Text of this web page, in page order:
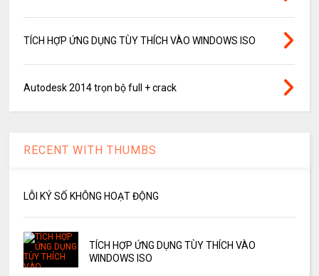
TÍCH HỢP ỨNG DỤNG TÙY THÍCH VÀO WINDOWS ISO
Autodesk 2014 trọn bộ full + crack
RECENT WITH THUMBS
LỖI KÝ SỐ KHÔNG HOẠT ĐỘNG
TÍCH HỢP ỨNG DỤNG TÙY THÍCH VÀO
WINDOWS ISO